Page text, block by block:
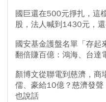
國巨還在500元掙扎，這
股，法人喊到1430元，
國安基金護盤名單「存
翻倍賺百億：鴻海、台達
顏博文從聯電到慈濟，商
儒、豪給10億？慈濟發
也說話